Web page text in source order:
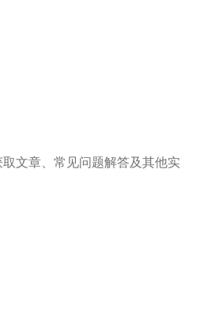
文章、常见问题解答及其他实